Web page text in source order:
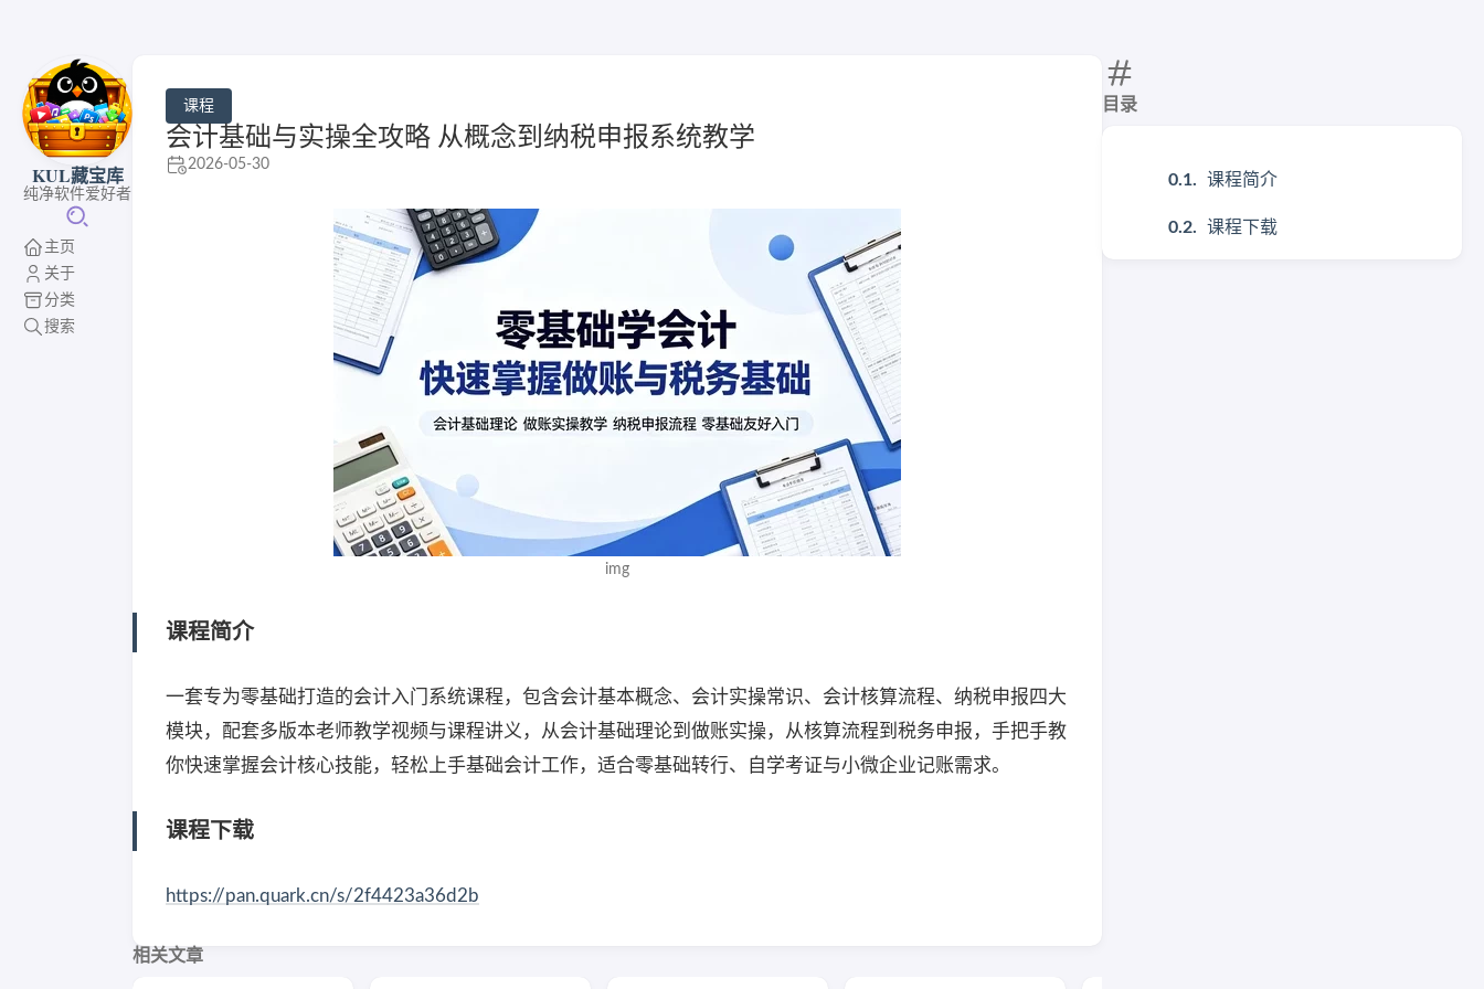
KUL藏宝库
纯净软件爱好者
主页
关于
分类
搜索
目录
课程简介
课程下载
课程
会计基础与实操全攻略 从概念到纳税申报系统教学
2026-05-30
img
课程简介
一套专为零基础打造的会计入门系统课程，包含会计基本概念、会计实操常识、会计核算流程、纳税申报四大
模块，配套多版本老师教学视频与课程讲义，从会计基础理论到做账实操，从核算流程到税务申报，手把手教
你快速掌握会计核心技能，轻松上手基础会计工作，适合零基础转行、自学考证与小微企业记账需求。
课程下载
https://pan.quark.cn/s/2f4423a36d2b
相关文章